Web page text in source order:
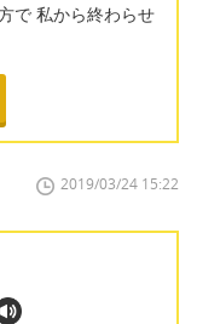
で 私から終わらせ
2019/03/24 15:22